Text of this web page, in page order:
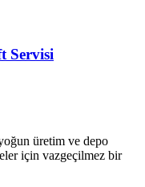
Servisi
üretim ve depo
için vazgeçilmez bir